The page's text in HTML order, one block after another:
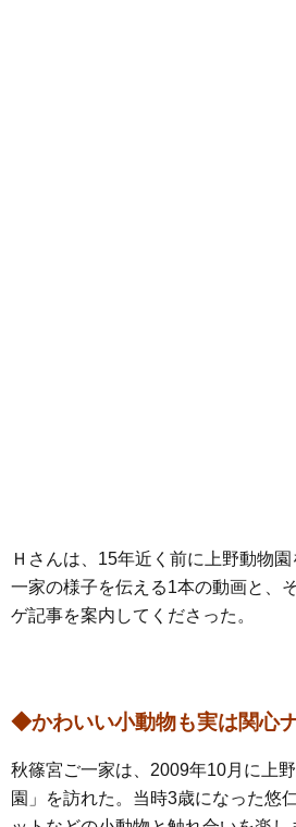
Ｈさんは、15年近く前に上野動物
一家の様子を伝える1本の動画と、
ゲ記事を案内してくださった。
◆かわいい小動物も実は関心
秋篠宮ご一家は、2009年10月に上
園」を訪れた。当時3歳になった悠